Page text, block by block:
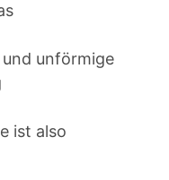
und unförmige
ist also